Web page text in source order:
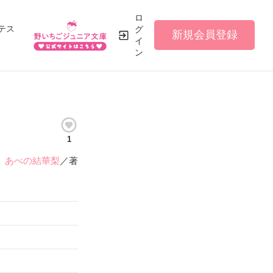
ス
ロ
グ
イ
ン
新規会員登録
1
あべの結華梨 ／著